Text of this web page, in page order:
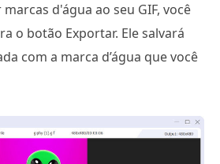
d'água ao seu GIF, você
o botão Exportar. Ele salvará
com a marca d’água que você